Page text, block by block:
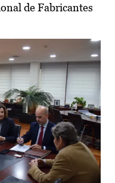
de Fabricantes